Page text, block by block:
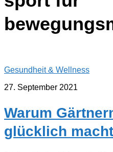
Gesundheit & Wellness
27. September 2021
Warum
glücklich macht